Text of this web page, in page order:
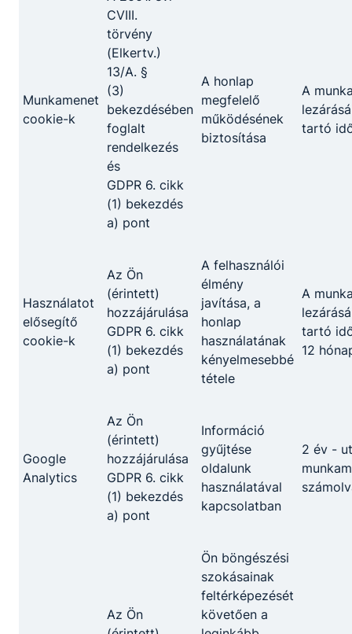
NASZI_Felvételi eljárás rendje 2026-27.pdf
Pályaválasztási brossúra
Nagyatádi Szakképző Pályaválasztási brossúra
2025-26.pdf
Letöltés
Partnereink
Munkamenet
cookie-k
CVIII.
törvény
(Elkertv.)
13/A. §
(3)
bekezdésében
foglalt
rendelkezés
és
GDPR 6. cikk
(1) bekezdés
a) pont
A honlap
megfelelő
működésének
biztosítása
A
tartó
Használatot
elősegítő
cookie-k
Az Ön
(érintett)
hozzájárulása
GDPR 6. cikk
(1) bekezdés
a) pont
A felhasználói
élmény
javítása, a
honlap
használatának
kényelmesebbé
tétele
A
tartó
12
Google
Analytics
Az Ön
(érintett)
hozzájárulása
GDPR 6. cikk
(1) bekezdés
a) pont
Információ
gyűjtése
oldalunk
használatával
kapcsolatban
2 év -
Az Ön
Ön böngészési
szokásainak
feltérképezését
követően a